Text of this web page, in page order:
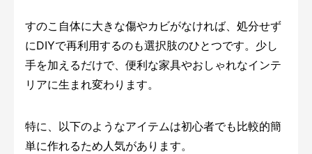
すのこ自体に大きな傷やカビがなければ、処分せず
にDIYで再利用するのも選択肢のひとつです。少し
手を加えるだけで、便利な家具やおしゃれなインテ
リアに生まれ変わります。
特に、以下のようなアイテムは初心者でも比較的簡
単に作れるため人気があります。